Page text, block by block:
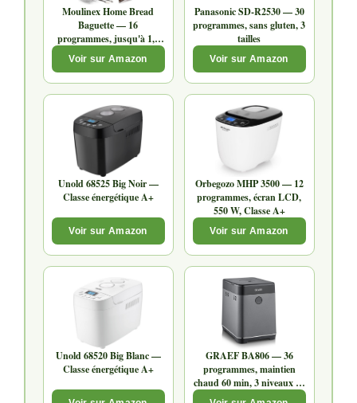
Moulinex Home Bread
Baguette — 16
programmes, jusqu'à 1,5
kg
Voir sur Amazon
Panasonic SD-R2530 — 30
programmes, sans gluten, 3
tailles
Voir sur Amazon
Unold 68525 Big Noir —
Classe énergétique A+
Voir sur Amazon
Orbegozo MHP 3500 — 12
programmes, écran LCD,
550 W, Classe A+
Voir sur Amazon
Unold 68520 Big Blanc —
Classe énergétique A+
GRAEF BA806 — 36
programmes, maintien
chaud 60 min, 3 niveaux de
brunissage